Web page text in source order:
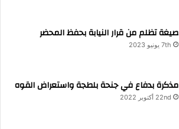
صيغة تظلم من قرار النيابة بحفظ المحضر
7th يونيو 2023
مذكرة بدفاع في جنحة بلطجة واستعراض القوه
22nd أكتوبر 2022